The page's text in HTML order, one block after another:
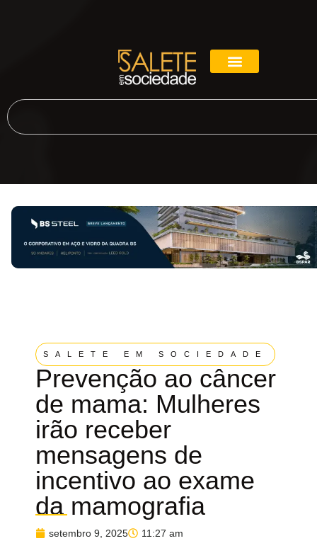
SALETE EM SOCIEDADE
Prevenção ao câncer
de mama: Mulheres
irão receber
mensagens de
incentivo ao exame
da mamografia
setembro 9, 2025 11:27 am